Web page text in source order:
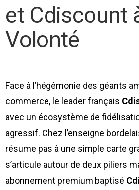
et Cdiscount
Volonté
Face à l’hégémonie des géants
commerce, le leader français
avec un écosystème de
agressif. Chez l’enseigne
résume pas à une simple carte
s’articule autour de deux piliers
abonnement premium baptisé